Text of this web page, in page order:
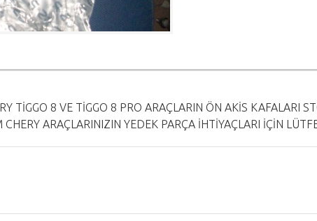
TİGGO 8 VE TİGGO 8 PRO ARAÇLARIN ÖN AKİS KAFALARI
CHERY ARAÇLARINIZIN YEDEK PARÇA İHTİYAÇLARI İÇİN